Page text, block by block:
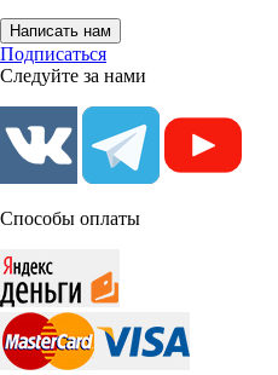
Написать нам
Подписаться
Следуйте за нами
Способы оплаты